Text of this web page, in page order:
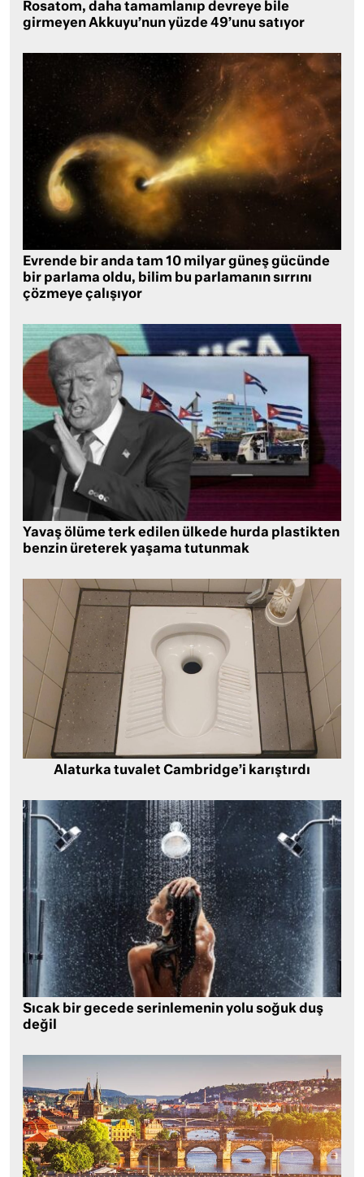
Rosatom, daha tamamlanıp devreye bile
girmeyen Akkuyu’nun yüzde 49’unu satıyor
Evrende bir anda tam 10 milyar güneş gücünde
bir parlama oldu, bilim bu parlamanın sırrını
çözmeye çalışıyor
Yavaş ölüme terk edilen ülkede hurda plastikten
benzin üreterek yaşama tutunmak
Alaturka tuvalet Cambridge’i karıştırdı
Sıcak bir gecede serinlemenin yolu soğuk duş
değil